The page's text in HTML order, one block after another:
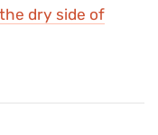
dry side of